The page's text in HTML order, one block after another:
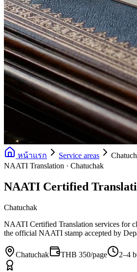
หน้าแรก Service areas
NAATI Translation · Chatuchak
NAATI Certified
Chatuchak
NAATI Certified Translation services for
the official NAATI stamp accepted by
Chatuchak THB 350/page 2–4